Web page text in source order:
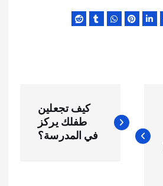
كيف تجعلين
طفلك يركز
في المدرسة؟